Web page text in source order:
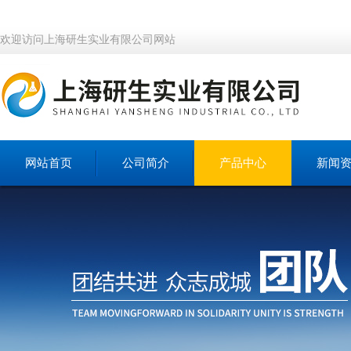
欢迎访问上海研生实业有限公司网站
网站首页 公司简介 产品中心 新闻